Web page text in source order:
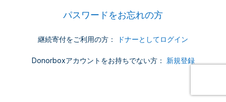
パスワードをお忘れの方
継続寄付をご利用の方： ドナーとしてログイン
Donorboxアカウントをお持ちでない方： 新規登録